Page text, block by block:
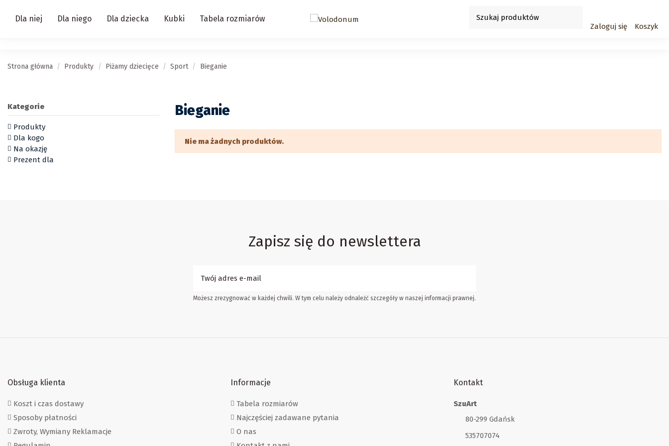
Dla niej Dla niego Dla dziecka Kubki Tabela rozmiarów
Zaloguj się Koszyk
Strona główna Produkty Piżamy dziecięce Sport Bieganie
Bieganie
Nie ma żadnych produktów.
Kategorie
Produkty
Dla kogo
Na okazję
Prezent dla
Zapisz się do newslettera
Możesz zrezygnować w każdej chwili. W tym celu należy odnaleźć szczegóły w naszej informacji prawnej.
Obsługa klienta
Koszt i czas dostawy
Sposoby płatności
Zwroty, Wymiany Reklamacje
Informacje
Tabela rozmiarów
Najczęściej zadawane pytania
O nas
Kontakt
SzuArt
80-299 Gdańsk
535707074